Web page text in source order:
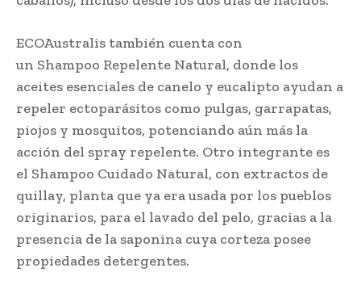
ECOAustralis también cuenta con
un Shampoo Repelente Natural, donde los
aceites esenciales de canelo y eucalipto ayudan a
repeler ectoparásitos como pulgas, garrapatas,
piojos y mosquitos, potenciando aún más la
acción del spray repelente. Otro integrante es
el Shampoo Cuidado Natural, con extractos de
quillay, planta que ya era usada por los pueblos
originarios, para el lavado del pelo, gracias a la
presencia de la saponina cuya corteza posee
propiedades detergentes.